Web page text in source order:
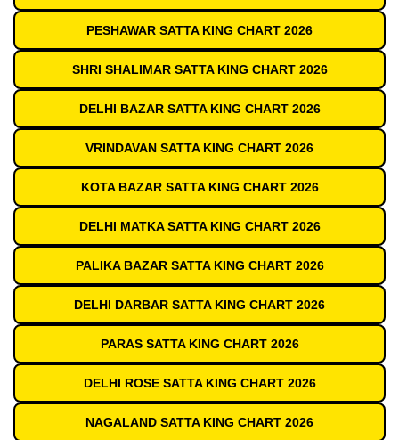
PESHAWAR SATTA KING CHART 2026
SHRI SHALIMAR SATTA KING CHART 2026
DELHI BAZAR SATTA KING CHART 2026
VRINDAVAN SATTA KING CHART 2026
KOTA BAZAR SATTA KING CHART 2026
DELHI MATKA SATTA KING CHART 2026
PALIKA BAZAR SATTA KING CHART 2026
DELHI DARBAR SATTA KING CHART 2026
PARAS SATTA KING CHART 2026
DELHI ROSE SATTA KING CHART 2026
NAGALAND SATTA KING CHART 2026